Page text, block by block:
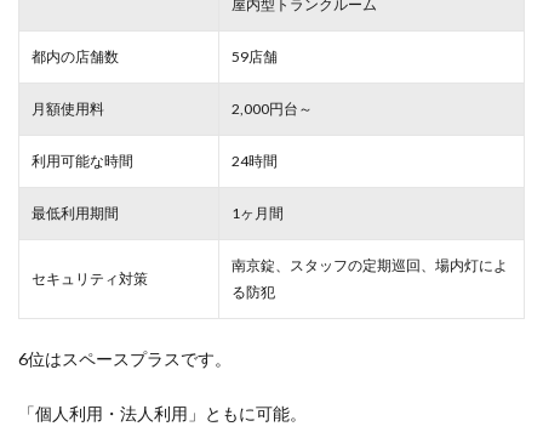
屋内型トランクルーム
都内の店舗数 59店舗
月額使用料 2,000円台～
利用可能な時間 24時間
最低利用期間 1ヶ月間
セキュリティ対策
南京錠、スタッフの定期巡回、場内灯によ
る防犯
6位はスペースプラスです。
「個人利用・法人利用」ともに可能。